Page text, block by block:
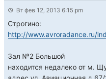
Вт фев 12, 2013 6:15 pm
Строгино:
http://www.avroradance.ru/
Зал №2 Большой
находится недалеко от м.